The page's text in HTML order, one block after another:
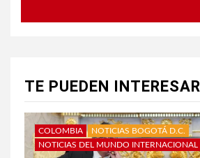
TE PUEDEN INTERESAR
COLOMBIA
NOTICIAS BOGOTÁ D.C.
NOTICIAS DEL MUNDO INTERNACIONAL